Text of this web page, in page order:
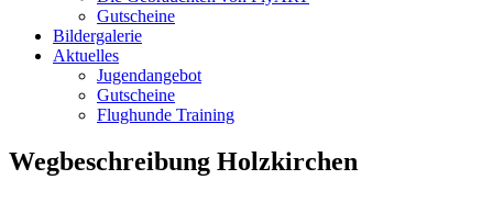
Gutscheine
Bildergalerie
Aktuelles
Jugendangebot
Gutscheine
Flughunde Training
Wegbeschreibung Holzkirchen